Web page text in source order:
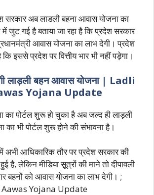
अब लाडली बहना आवास योजना का
जुट गई है बताया जा रहा है कि प्रदेश सरकार
आवास योजना का लाभ देगी। प्रदेश
इससे प्रदेश पर वित्तीय भार भी नहीं पड़ेगा।
लाड़ली बहन आवास योजना | Ladli
Yojana Update
का पोर्टल शुरू हो चुका है अब जल्द ही लाड़ली
का भी पोर्टल शुरू होने की संभावना है।
अभी आधिकारिक तौर पर प्रदेश सरकार की
है, लेकिन मीडिया सू़त्रों की माने तो दीपावली
बहनों को आवास योजना का लाभ देगी। ;
Yojana Update